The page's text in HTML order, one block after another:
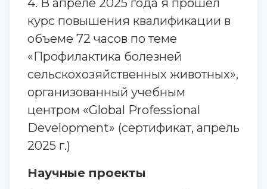
4. В апреле 2025 года я прошел
курс повышения квалификации в
объеме 72 часов по теме
«Профилактика болезней
сельскохозяйственных животных»,
организованный учебным
центром «Global Professional
Development» (сертификат, апрель
2025 г.)
Научные проекты